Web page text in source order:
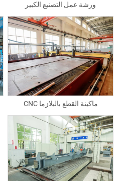
ورشة عمل التصنيع الكبير
ماكينة القطع بالبلازما CNC